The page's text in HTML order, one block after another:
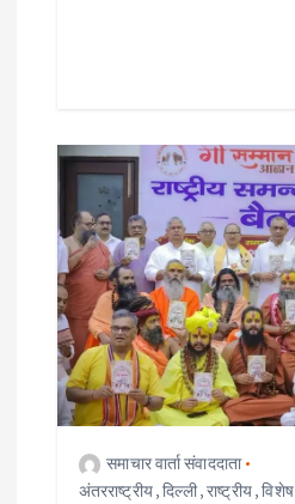
समाचार वार्ता संवाददाता
अंतरराष्ट्रीय,दिल्ली,राष्ट्रीय,विशेष